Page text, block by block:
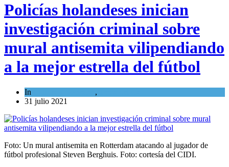
Policías holandeses inician
investigación criminal sobre
mural antisemita vilipendiando
a la mejor estrella del fútbol
In ,
31 julio 2021
Foto: Un mural antisemita en Rotterdam atacando al jugador de
fútbol profesional Steven Berghuis. Foto: cortesía del CIDI.